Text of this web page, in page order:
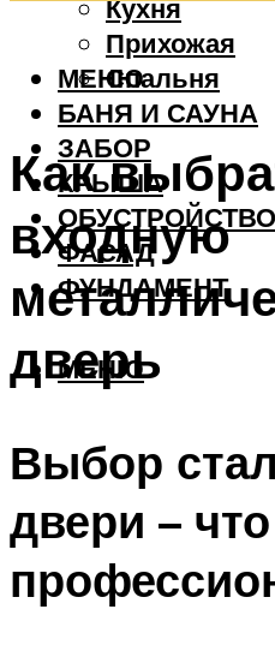
Кухня
Прихожая
Спальня
БАНЯ И САУНА
ЗАБОР
КРЫША
ФАСАД
ФУНДАМЕНТ
МЕНЮ
МЕНЮ
Как
входную
дверь
Выбор
двери –